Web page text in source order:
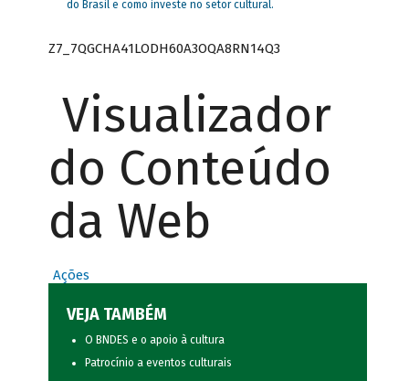
do Brasil e como investe no setor cultural.
Z7_7QGCHA41LODH60A3OQA8RN14Q3
Visualizador
do Conteúdo
da Web
Ações
VEJA TAMBÉM
O BNDES e o apoio à cultura
Patrocínio a eventos culturais